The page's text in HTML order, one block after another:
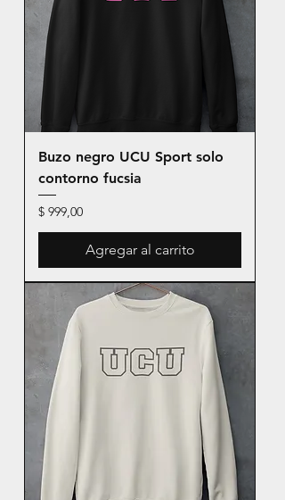
Buzo negro UCU Sport solo
contorno fucsia
Precio
$ 999,00
Agregar al carrito